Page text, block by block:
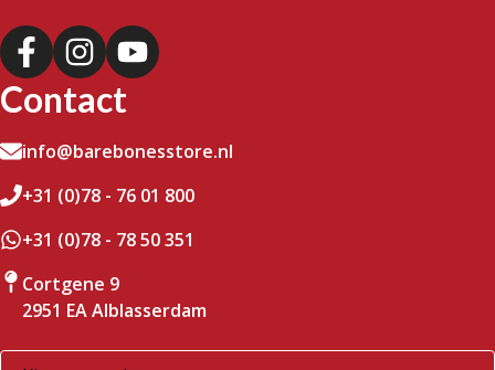
Contact
info@barebonesstore.nl
+31 (0)78 - 76 01 800
+31 (0)78 - 78 50 351
Cortgene 9
2951 EA Alblasserdam